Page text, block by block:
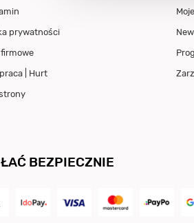
prywatności
| Hurt
BEZPIECZNIE